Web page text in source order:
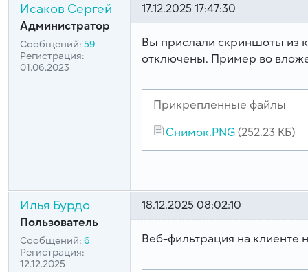
Исаков Сергей
Администратор
Сообщений: 59
Регистрация:
01.06.2023
17.12.2025 17:47:30
Вы прислали скриншоты из
отключены. Пример во
Прикрепленные файлы
Снимок.PNG(252.23 КБ)
Илья Бурдо
Пользователь
Сообщений: 6
Регистрация:
12.12.2025
18.12.2025 08:02:10
Веб-фильтрация на клиенте